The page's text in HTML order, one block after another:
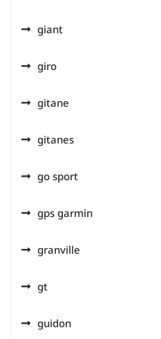
giant
giro
gitane
gitanes
go sport
gps garmin
granville
gt
guidon